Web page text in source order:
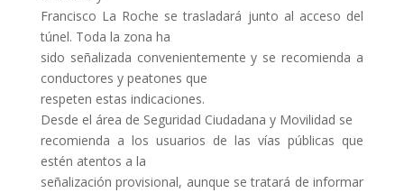
Francisco La Roche se trasladará junto al acceso del
túnel. Toda la zona ha
sido señalizada convenientemente y se recomienda a
conductores y peatones que
respeten estas indicaciones.
Desde el área de Seguridad Ciudadana y Movilidad se
recomienda a los usuarios de las vías públicas que
estén atentos a la
señalización provisional, aunque se tratará de informar